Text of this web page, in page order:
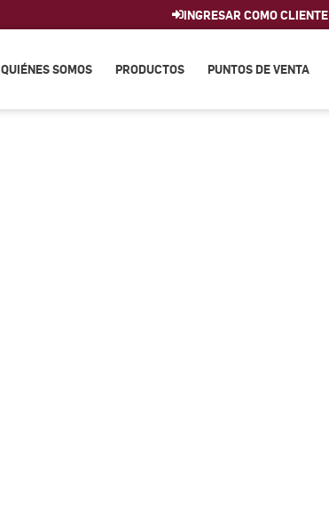
INGRESAR COMO CLIENTE
QUIÉNES SOMOS PRODUCTOS PUNTOS DE VENTA